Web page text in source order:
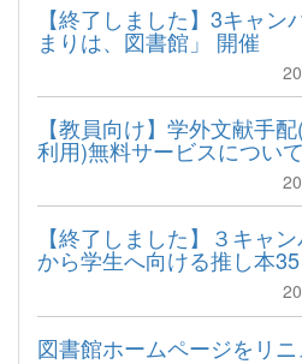
【終了しました】3キャン
まりは、図書館」 開催
【教員向け】学外文献手
利用)無料サービスについて
【終了しました】３キャ
から学生へ向ける推し本35
図書館ホームページをリニ